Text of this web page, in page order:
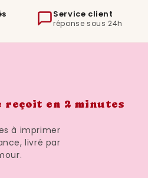
Service client
réponse sous 24h
reçoit en 2 minutes
à imprimer
livré par